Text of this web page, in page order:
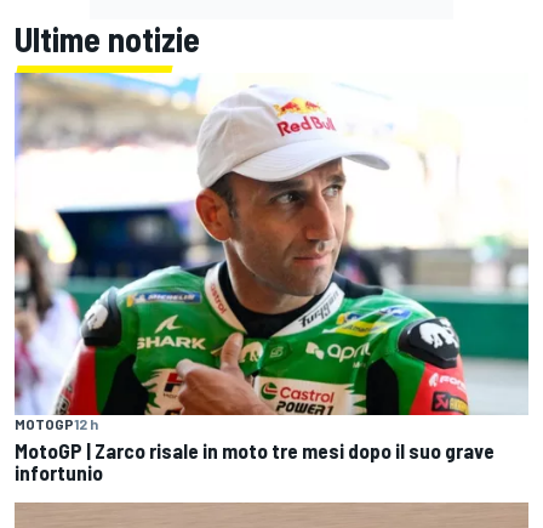
Ultime notizie
MOTOGP12 h
MotoGP | Zarco risale in moto tre mesi dopo il suo grave
infortunio